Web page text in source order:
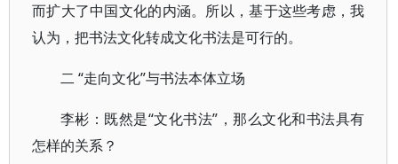
而扩大了中国文化的内涵。所以，基于这些考虑，我
认为，把书法文化转成文化书法是可行的。
二 “走向文化”与书法本体立场
李彬：既然是“文化书法”，那么文化和书法具有
怎样的关系？